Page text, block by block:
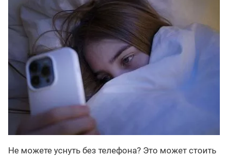
Не можете уснуть без телефона? Это может стоить